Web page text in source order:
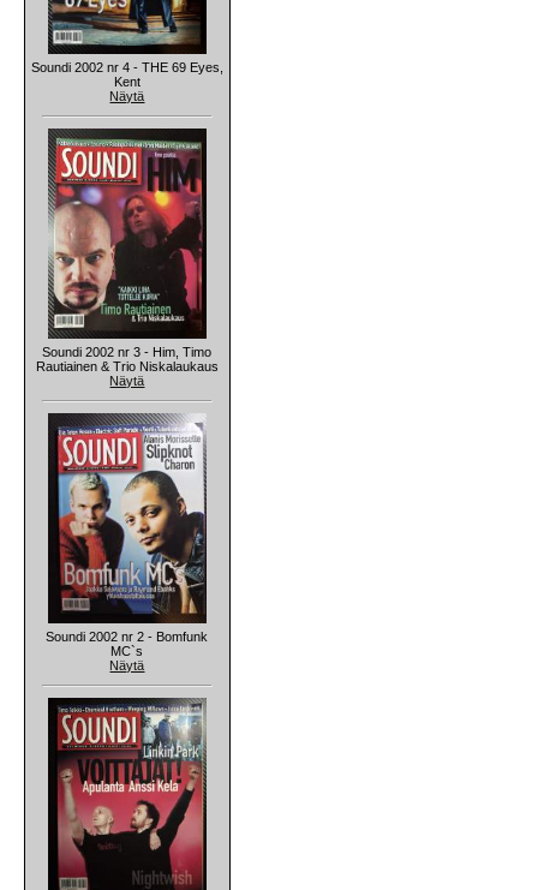
Soundi 2002 nr 4 - THE 69 Eyes,
Kent
Näytä
Soundi 2002 nr 3 - Him, Timo
Rautiainen & Trio Niskalaukaus
Näytä
Soundi 2002 nr 2 - Bomfunk
MC`s
Näytä